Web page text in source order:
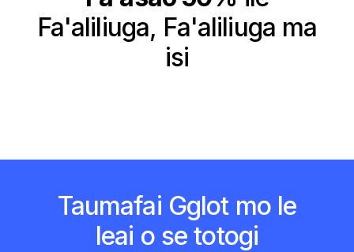
Fa'aliliuga, Fa'aliliuga ma
isi
Taumafai Gglot mo le
leai o se totogi